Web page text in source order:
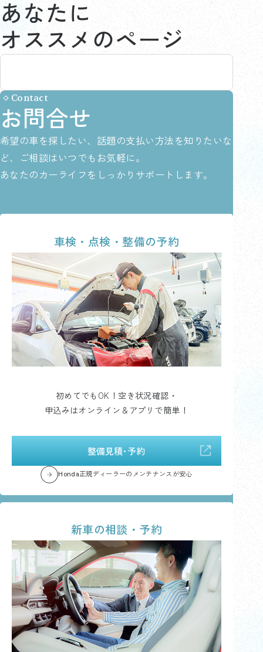
あなたに
オススメのページ
Contact
お問合せ
希望の車を探したい、話題の支払い方法を知りたいな
ど、ご相談はいつでもお気軽に。
あなたのカーライフをしっかりサポートします。
車検・点検・整備の予約
初めてでもOK！空き状況確認・
申込みはオンライン＆アプリで簡単！
整備見積･予約
Honda正規ディーラーのメンテナンスが安心
新車の相談・予約